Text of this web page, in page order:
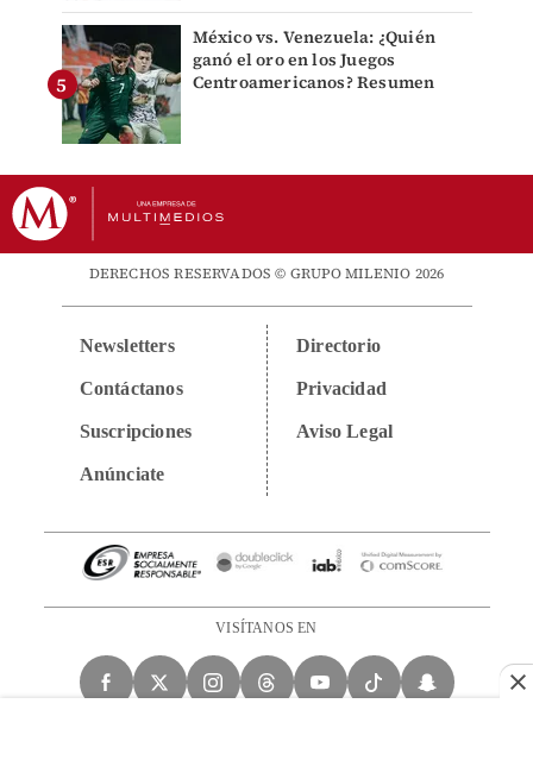
México vs. Venezuela: ¿Quién
ganó el oro en los Juegos
Centroamericanos? Resumen
DERECHOS RESERVADOS © GRUPO MILENIO 2026
Newsletters
Contáctanos
Suscripciones
Anúnciate
Directorio
Privacidad
Aviso Legal
VISÍTANOS EN